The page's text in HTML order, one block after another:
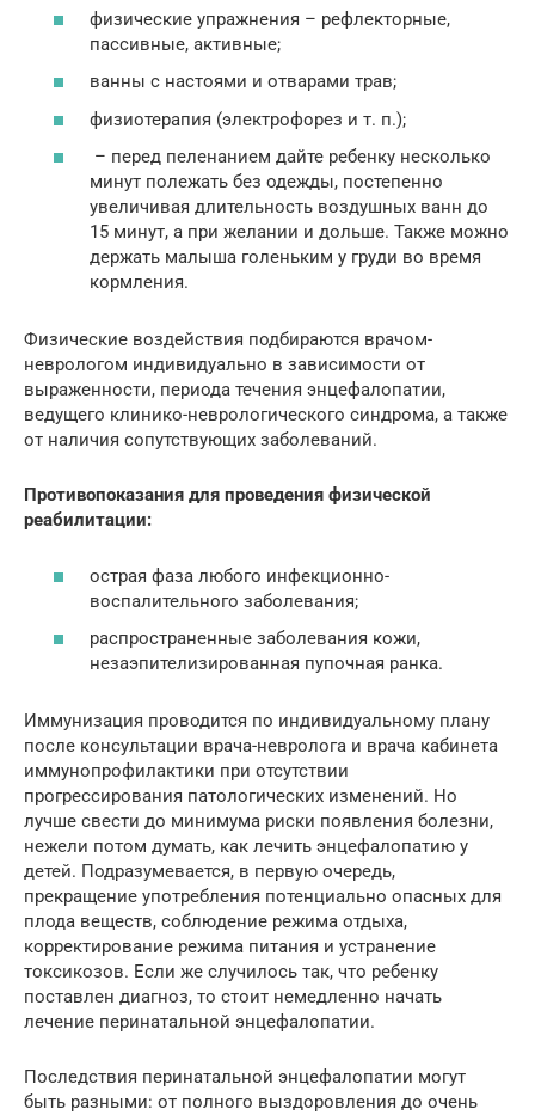
физические упражнения – рефлекторные,
пассивные, активные;
ванны с настоями и отварами трав;
физиотерапия (электрофорез и т. п.);
– перед пеленанием дайте ребенку несколько
минут полежать без одежды, постепенно
увеличивая длительность воздушных ванн до
15 минут, а при желании и дольше. Также можно
держать малыша голеньким у груди во время
кормления.
Физические воздействия подбираются врачом-
неврологом индивидуально в зависимости от
выраженности, периода течения энцефалопатии,
ведущего клинико-неврологического синдрома, а также
от наличия сопутствующих заболеваний.
Противопоказания для проведения физической
реабилитации:
острая фаза любого инфекционно-
воспалительного заболевания;
распространенные заболевания кожи,
незаэпителизированная пупочная ранка.
Иммунизация проводится по индивидуальному плану
после консультации врача-невролога и врача кабинета
иммунопрофилактики при отсутствии
прогрессирования патологических изменений. Но
лучше свести до минимума риски появления болезни,
нежели потом думать, как лечить энцефалопатию у
детей. Подразумевается, в первую очередь,
прекращение употребления потенциально опасных для
плода веществ, соблюдение режима отдыха,
корректирование режима питания и устранение
токсикозов. Если же случилось так, что ребенку
поставлен диагноз, то стоит немедленно начать
лечение перинатальной энцефалопатии.
Последствия перинатальной энцефалопатии могут
быть разными: от полного выздоровления до очень